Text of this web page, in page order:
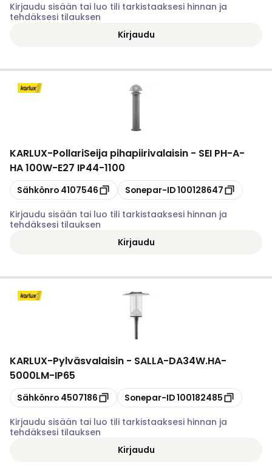
Kirjaudu sisään tai luo tili tarkistaaksesi hinnan ja
tehdäksesi tilauksen
Kirjaudu
KARLUX-PollariSeija pihapiirivalaisin - SEI PH-A-
HA 100W-E27 IP44-1100
Kopioi
Sähkönro 4107546 Kopioi
Sonepar-ID100128647
Kirjaudu sisään tai luo tili tarkistaaksesi hinnan ja
tehdäksesi tilauksen
Kirjaudu
KARLUX-Pylväsvalaisin - SALLA-DA34W.HA-
5000LM-IP65
Kopioi
Sähkönro 4507186 Kopioi
Sonepar-ID100182485
Kirjaudu sisään tai luo tili tarkistaaksesi hinnan ja
tehdäksesi tilauksen
Kirjaudu